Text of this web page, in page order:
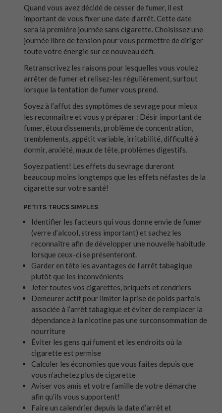
Quand vous avez décidé de cesser de fumer, il est
important de vous fixer une date d’arrêt. Cette date
sera la première journée sans cigarette. Choisissez une
journée libre de tension pour vous permettre de diriger
toute votre énergie sur ce nouveau défi.
Retranscrivez les raisons pour lesquelles vous voulez
arrêter de fumer et relisez-les régulièrement, surtout
lorsque la tentation de fumer vous prend.
Soyez à l’affut des symptômes de sevrage pour mieux
les reconnaître et vous y préparer : Désir important de
fumer, étourdissements, problème de concentration,
tremblements, appétit variable, irritabilité, difficulté à
dormir, anxiété, maux de tête, problèmes digestifs.
Soyez patient! Les effets du sevrage dureront
beaucoup moins longtemps que les effets néfastes de la
cigarette sur votre santé!
PETITS TRUCS SIMPLES
Identifier les facteurs qui vous donne envie de fumer
(verre d’alcool, stress important) et sachez les
reconnaître afin de développer une nouvelle habitude
lorsque ceux-ci se présenteront.
Garder en tête les avantages de l’arrêt tabagique
plutôt que les inconvénients
Jeter toutes vos cigarettes, briquets et cendriers
Demeurer actif pour limiter la prise de poids parfois
associée à l’arrêt tabagique et éviter de remplacer la
dépendance à la nicotine pas une surconsommation de
nourriture
Éviter les gens qui fument et les endroits où la
cigarette est permise
Calculer les économies que vous faites depuis que
vous n’achetez plus de cigarette
Aviser vos amis et votre famille de votre démarche
afin qu’ils vous supportent!
Faire un calendrier depuis la date d’arrêt et